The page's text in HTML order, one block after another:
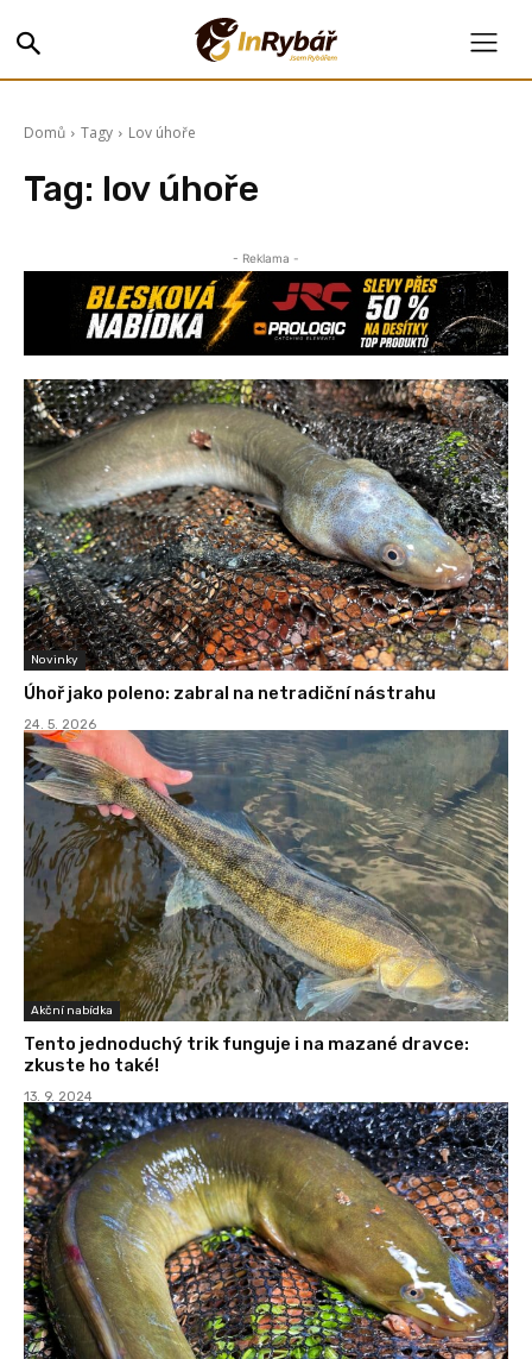
Domů Tagy Lov úhoře
Tag: lov úhoře
- Reklama -
Novinky
Úhoř jako poleno: zabral na netradiční nástrahu
24. 5. 2026
Akční nabídka
Tento jednoduchý trik funguje i na mazané dravce:
zkuste ho také!
13. 9. 2024